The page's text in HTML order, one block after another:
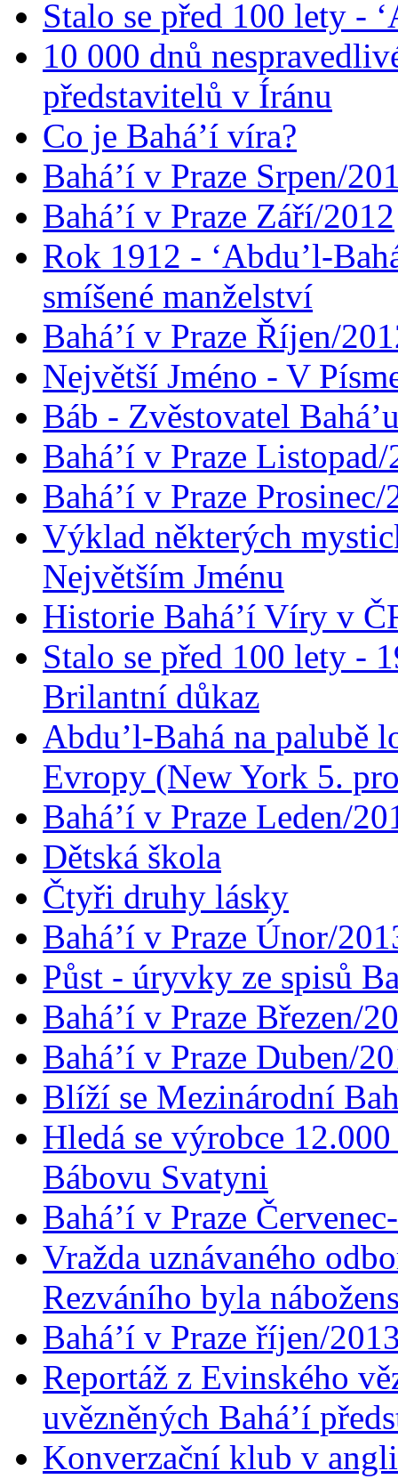
Stalo se před 100 lety -
10 000 dnů
představitelů v Íránu
Co je Bahá’í víra?
Bahá’í v Praze Srpen/
Bahá’í v Praze Září/2012
Rok 1912 - ‘Abdu’l-
smíšené manželství
Bahá’í v Praze Říjen/
Největší Jméno - V
Báb - Zvěstovatel
Bahá’í v Praze
Bahá’í v Praze Prosinec/
Výklad některých
Největším Jménu
Historie Bahá’í Víry v
Stalo se před 100 lety -
Brilantní důkaz
Abdu’l-Bahá na palubě
Evropy (New York 5.
Bahá’í v Praze Leden/
Dětská škola
Čtyři druhy lásky
Bahá’í v Praze Únor/
Půst - úryvky ze spisů
Bahá’í v Praze Březen/
Bahá’í v Praze Duben/
Blíží se Mezinárodní
Hledá se výrobce
Bábovu Svatyni
Bahá’í v Praze
Vražda uznávaného
Rezváního byla
Bahá’í v Praze říjen/
Reportáž z Evinského
uvězněných Bahá’í
Konverzační klub v